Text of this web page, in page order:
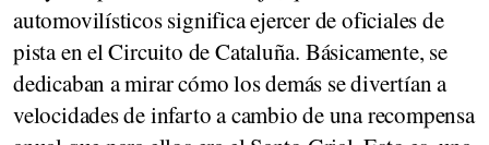
automovilísticos significa ejercer de oficiales de
pista en el Circuito de Cataluña. Básicamente, se
dedicaban a mirar cómo los demás se divertían a
velocidades de infarto a cambio de una recompensa